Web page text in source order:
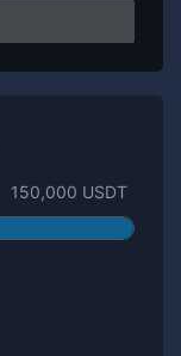
150,000 USDT